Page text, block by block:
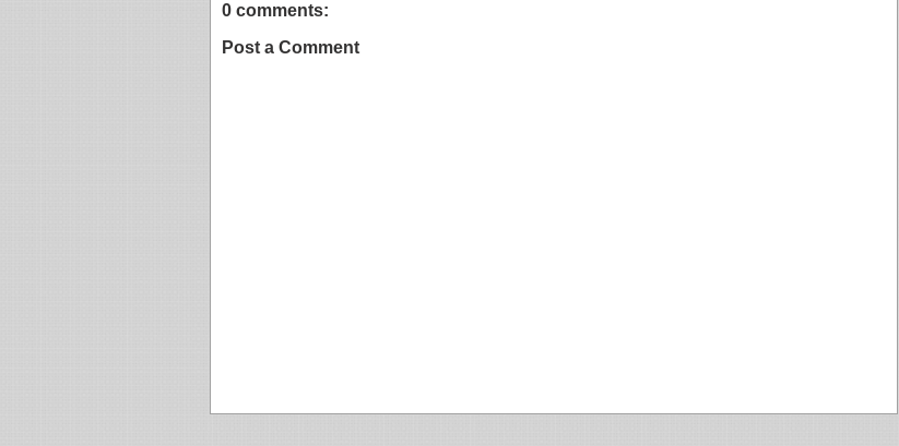
0 comments:
Post a Comment